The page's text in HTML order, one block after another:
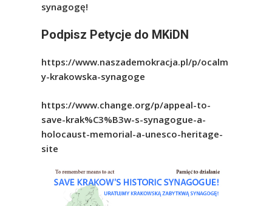
synagogę!
Podpisz Petycje do MKiDN
https://www.naszademokracja.pl/p/ocalm
y-krakowska-synagoge
https://www.change.org/p/appeal-to-
save-krak%C3%B3w-s-synagogue-a-
holocaust-memorial-a-unesco-heritage-
site